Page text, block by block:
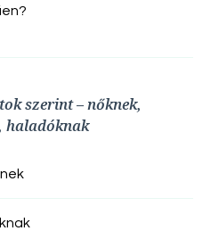
szerint – nőknek,
haladóknak